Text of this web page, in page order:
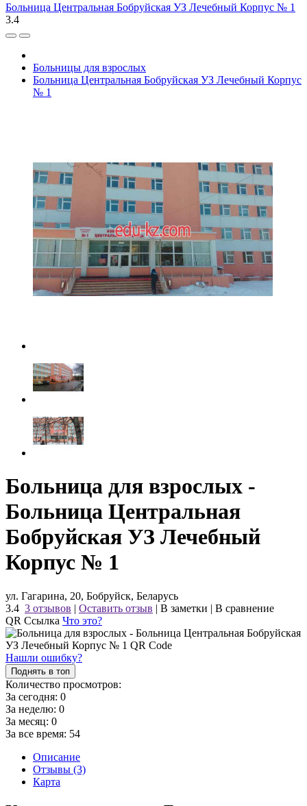
Больница Центральная Бобруйская УЗ Лечебный Корпус № 1
3.4
Больницы для взрослых
Больница Центральная Бобруйская УЗ Лечебный Корпус
№ 1
Больница для взрослых -
Больница Центральная
Бобруйская УЗ Лечебный
Корпус № 1
ул. Гагарина, 20, Бобруйск, Беларусь
3.4 3 отзывов | Оставить отзыв | В заметки | В сравнение
QR Ссылка Что это?
Нашли ошибку?
Поднять в топ
Количество просмотров:
За сегодня: 0
За неделю: 0
За месяц: 0
За все время: 54
Описание
Отзывы (3)
Карта